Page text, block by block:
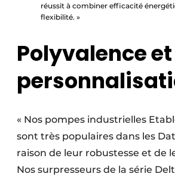
réussit à combiner efficacité
flexibilité. »
Polyvalence et
« Nos pompes industrielles
sont très populaires dans les
raison de leur robustesse et de
Nos surpresseurs de la série